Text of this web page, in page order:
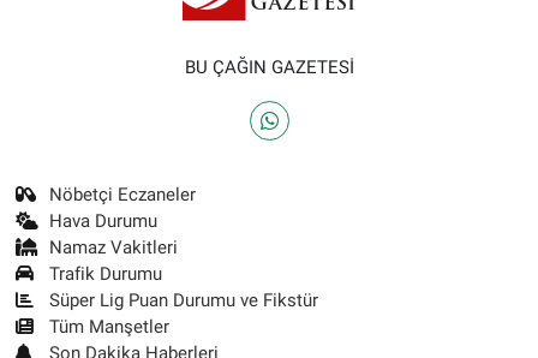
BU ÇAĞIN GAZETESİ
Nöbetçi Eczaneler
Hava Durumu
Namaz Vakitleri
Trafik Durumu
Süper Lig Puan Durumu ve Fikstür
Tüm Manşetler
Son Dakika Haberleri